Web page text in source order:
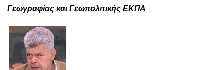
Γεωγραφίας και Γεωπολιτικής ΕΚΠΑ